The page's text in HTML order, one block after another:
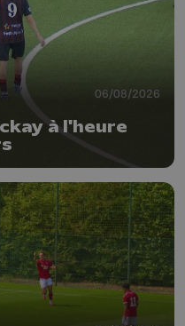
06/08/2026
à l'heure